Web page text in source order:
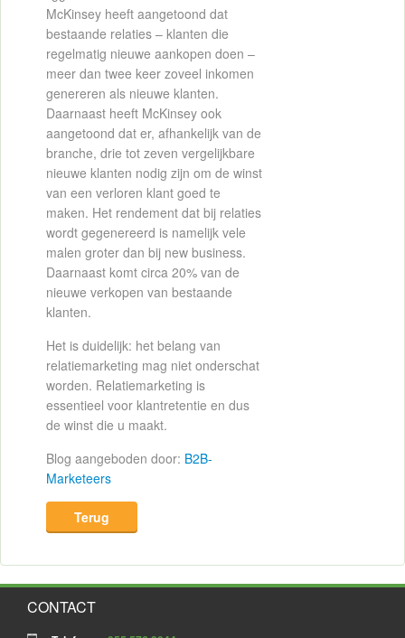
McKinsey heeft aangetoond dat
bestaande relaties – klanten die
regelmatig nieuwe aankopen doen –
meer dan twee keer zoveel inkomen
genereren als nieuwe klanten.
Daarnaast heeft McKinsey ook
aangetoond dat er, afhankelijk van de
branche, drie tot zeven vergelijkbare
nieuwe klanten nodig zijn om de winst
van een verloren klant goed te
maken. Het rendement dat bij relaties
wordt gegenereerd is namelijk vele
malen groter dan bij new business.
Daarnaast komt circa 20% van de
nieuwe verkopen van bestaande
klanten.
Het is duidelijk: het belang van
relatiemarketing mag niet onderschat
worden. Relatiemarketing is
essentieel voor klantretentie en dus
de winst die u maakt.
Blog aangeboden door: B2B-
Marketeers
Terug
CONTACT